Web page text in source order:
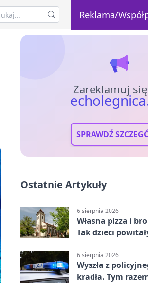
Reklama/
Zareklamuj
SPRAWDŹ
Ostatnie Artykuły
6 sierpnia 2026
Własna pizza i
Tak dzieci
6 sierpnia 2026
Wyszła z
kradła. Tym